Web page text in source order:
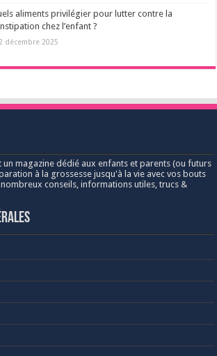
aliments privilégier pour lutter contre la
chez l’enfant ?
2 décembre 2025
magazine dédié aux enfants et parents (ou futurs
à la grossesse jusqu'à la vie avec vos bouts
conseils, informations utiles, trucs &